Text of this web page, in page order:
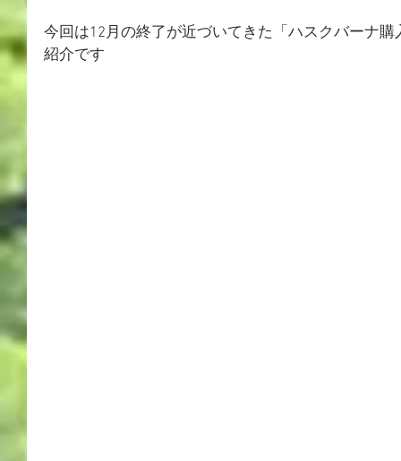
今回は12月の終了が近づいてきた「ハスクバーナ
紹介です